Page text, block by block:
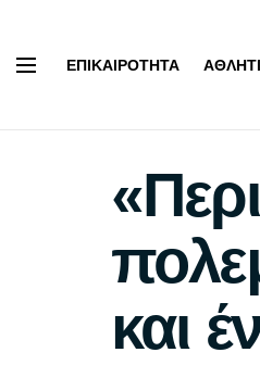
ΕΠΙΚΑΙΡΌΤΗΤΑ
και